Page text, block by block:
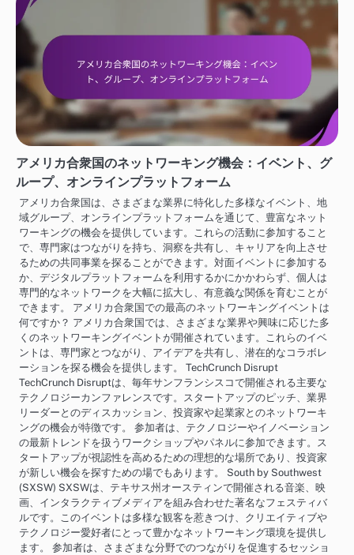
アメリカ合衆国のネットワーキング機会：イベント、グ
ループ、オンラインプラットフォーム
アメリカ合衆国は、さまざまな業界に特化した多様なイベント、地
域グループ、オンラインプラットフォームを通じて、豊富なネット
ワーキングの機会を提供しています。これらの活動に参加すること
で、専門家はつながりを持ち、洞察を共有し、キャリアを向上させ
るための共同事業を探ることができます。対面イベントに参加する
か、デジタルプラットフォームを利用するかにかかわらず、個人は
専門的なネットワークを大幅に拡大し、有意義な関係を育むことが
できます。 アメリカ合衆国での最高のネットワーキングイベントは
何ですか？ アメリカ合衆国では、さまざまな業界や興味に応じた多
くのネットワーキングイベントが開催されています。これらのイベ
ントは、専門家とつながり、アイデアを共有し、潜在的なコラボレ
ーションを探る機会を提供します。 TechCrunch Disrupt
TechCrunch Disruptは、毎年サンフランシスコで開催される主要な
テクノロジーカンファレンスです。スタートアップのピッチ、業界
リーダーとのディスカッション、投資家や起業家とのネットワーキ
ングの機会が特徴です。 参加者は、テクノロジーやイノベーション
の最新トレンドを扱うワークショップやパネルに参加できます。ス
タートアップが視認性を高めるための理想的な場所であり、投資家
が新しい機会を探すための場でもあります。 South by Southwest
(SXSW) SXSWは、テキサス州オースティンで開催される音楽、映
画、インタラクティブメディアを組み合わせた著名なフェスティバ
ルです。このイベントは多様な観客を惹きつけ、クリエイティブや
テクノロジー愛好者にとって豊かなネットワーキング環境を提供し
ます。 参加者は、さまざまな分野でのつながりを促進するセッショ